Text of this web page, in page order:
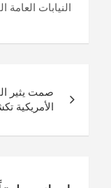
النيابات
المقالات
صمت يثير
الأمريكية